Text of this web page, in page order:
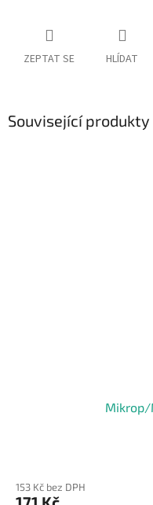
ZEPTAT SE HLÍDAT
Související produkty
Mikrop/
153 Kč bez DPH